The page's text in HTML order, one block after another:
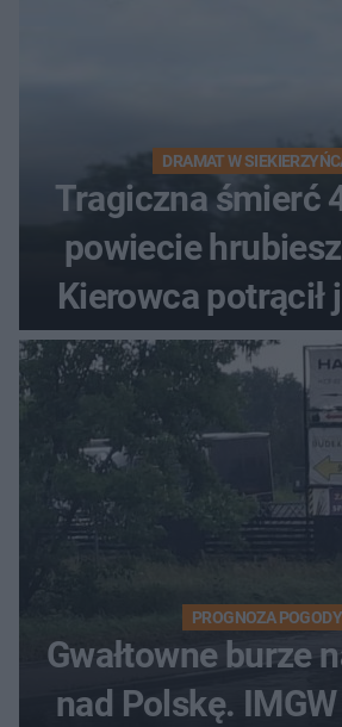
DRAMAT W
Tragiczna śmierć
powiecie
Kierowca potrącił
PROGNOZA POGODY
Gwałtowne burze
nad Polskę.